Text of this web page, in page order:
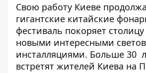
Свою работу Киеве
гигантские китайские
фестиваль покоряет
новыми интересными
инсталляциями. Больше 30
встретят жителей Киева на